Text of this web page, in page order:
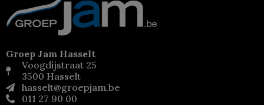
Groep Jam Hasselt
Voogdijstraat 25
3500 Hasselt
hasselt@groepjam.be
011 27 90 00